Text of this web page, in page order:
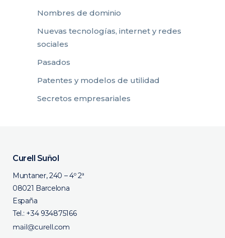
Nombres de dominio
Nuevas tecnologías, internet y redes
sociales
Pasados
Patentes y modelos de utilidad
Secretos empresariales
Curell Suñol
Muntaner, 240 – 4º 2ª
08021 Barcelona
España
Tel.: +34 934875166